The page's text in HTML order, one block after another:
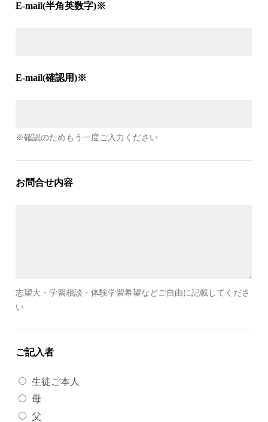
E-mail(半角英数字)※
E-mail(確認用)※
※確認のためもう一度ご入力ください
お問合せ内容
志望大・学習相談・体験学習希望などご自由に記載してくださ
い
ご記入者
生徒ご本人
母
父